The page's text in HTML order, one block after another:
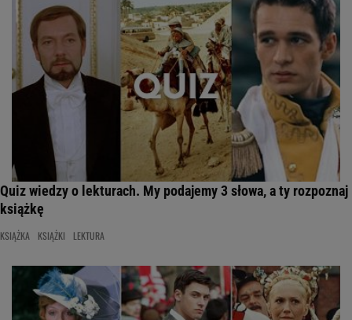
Quiz wiedzy o lekturach. My podajemy 3 słowa, a ty rozpoznaj
książkę
KSIĄŻKA KSIĄŻKI LEKTURA